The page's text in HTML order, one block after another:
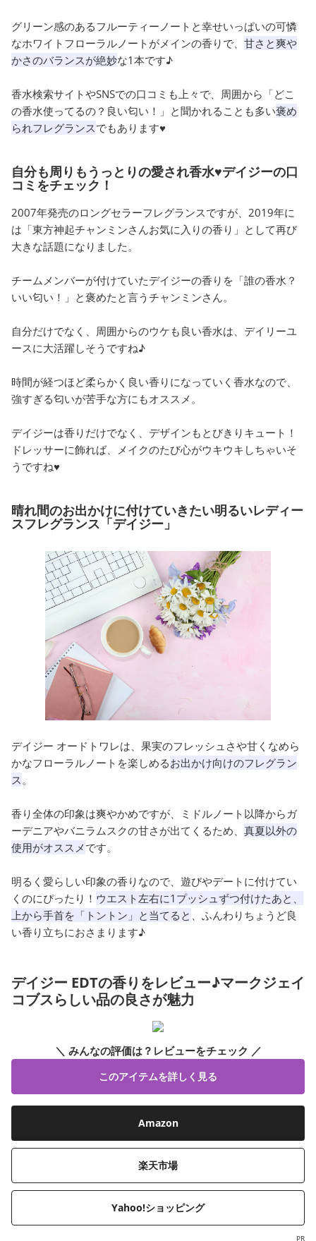
グリーン感のあるフルーティーノートと幸せいっぱいの可憐
なホワイトフローラルノートがメインの香りで、 甘さと爽や
かさのバランスが絶妙な1本です♪
香水検索サイトやSNSでの口コミも上々で、周囲から「どこ
の香水使ってるの？良い匂い！」と聞かれることも多い褒め
られフレグランスでもあります♥
自分も周りもうっとりの愛され香水♥デイジーの口
コミをチェック！
2007年発売のロングセラーフレグランスですが、2019年に
は「東方神起チャンミンさんお気に入りの香り」として再び
大きな話題になりました。
チームメンバーが付けていたデイジーの香りを「誰の香水？
いい匂い！」と褒めたと言うチャンミンさん。
自分だけでなく、周囲からのウケも良い香水は、デイリーユ
ースに大活躍しそうですね♪
時間が経つほど柔らかく良い香りになっていく香水なので、
強すぎる匂いが苦手な方にもオススメ。
デイジーは香りだけでなく、デザインもとびきりキュート！
ドレッサーに飾れば、メイクのたび心がウキウキしちゃいそ
うですね♥
晴れ間のお出かけに付けていきたい明るいレディー
スフレグランス「デイジー」
デイジー オードトワレは、果実のフレッシュさや甘くなめら
かなフローラルノートを楽しめるお出かけ向けのフレグラン
ス。
香り全体の印象は爽やかめですが、ミドルノート以降からガ
ーデニアやバニラムスクの甘さが出てくるため、 真夏以外の
使用がオススメ です。
明るく愛らしい印象の香りなので、遊びやデートに付けてい
くのにぴったり！ ウエスト左右に1プッシュずつ付けたあと、
上から手首を「トントン」と当てると 、ふんわりちょうど良
い香り立ちにおさまります♪
デイジー EDTの香りをレビュー♪マークジェイ
コブスらしい品の良さが魅力
＼ みんなの評価は？レビューをチェック ／
このアイテムを詳しく見る
Amazon
楽天市場
Yahoo!ショッピング
PR